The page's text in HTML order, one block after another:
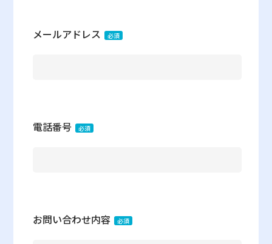
メールアドレス 必須
電話番号 必須
お問い合わせ内容 必須